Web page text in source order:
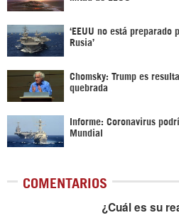
‘EEUU no está
Rusia’
Chomsky: Trump es
quebrada
Informe: Coronavirus
Mundial
COMENTARIOS